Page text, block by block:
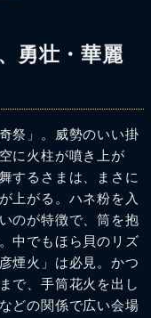
勇壮・華麗
祭」。威勢のいい掛
に火柱が噴き上が
するさまは、まさに
上がる。ハネ粉を入
のが特徴で、筒を抱
中でもほら貝のリズ
煙火」は必見。かつ
で、手筒花火を出し
どの関係で広い会場